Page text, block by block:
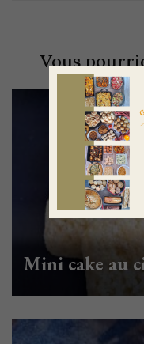
Vous
Mini cake au